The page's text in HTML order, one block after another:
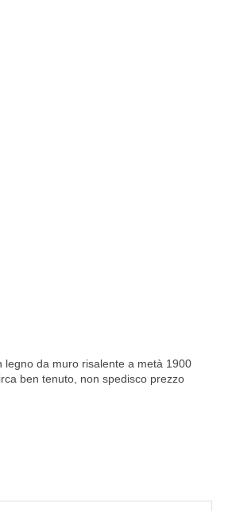
legno da muro risalente a metà 1900
ben tenuto, non spedisco prezzo